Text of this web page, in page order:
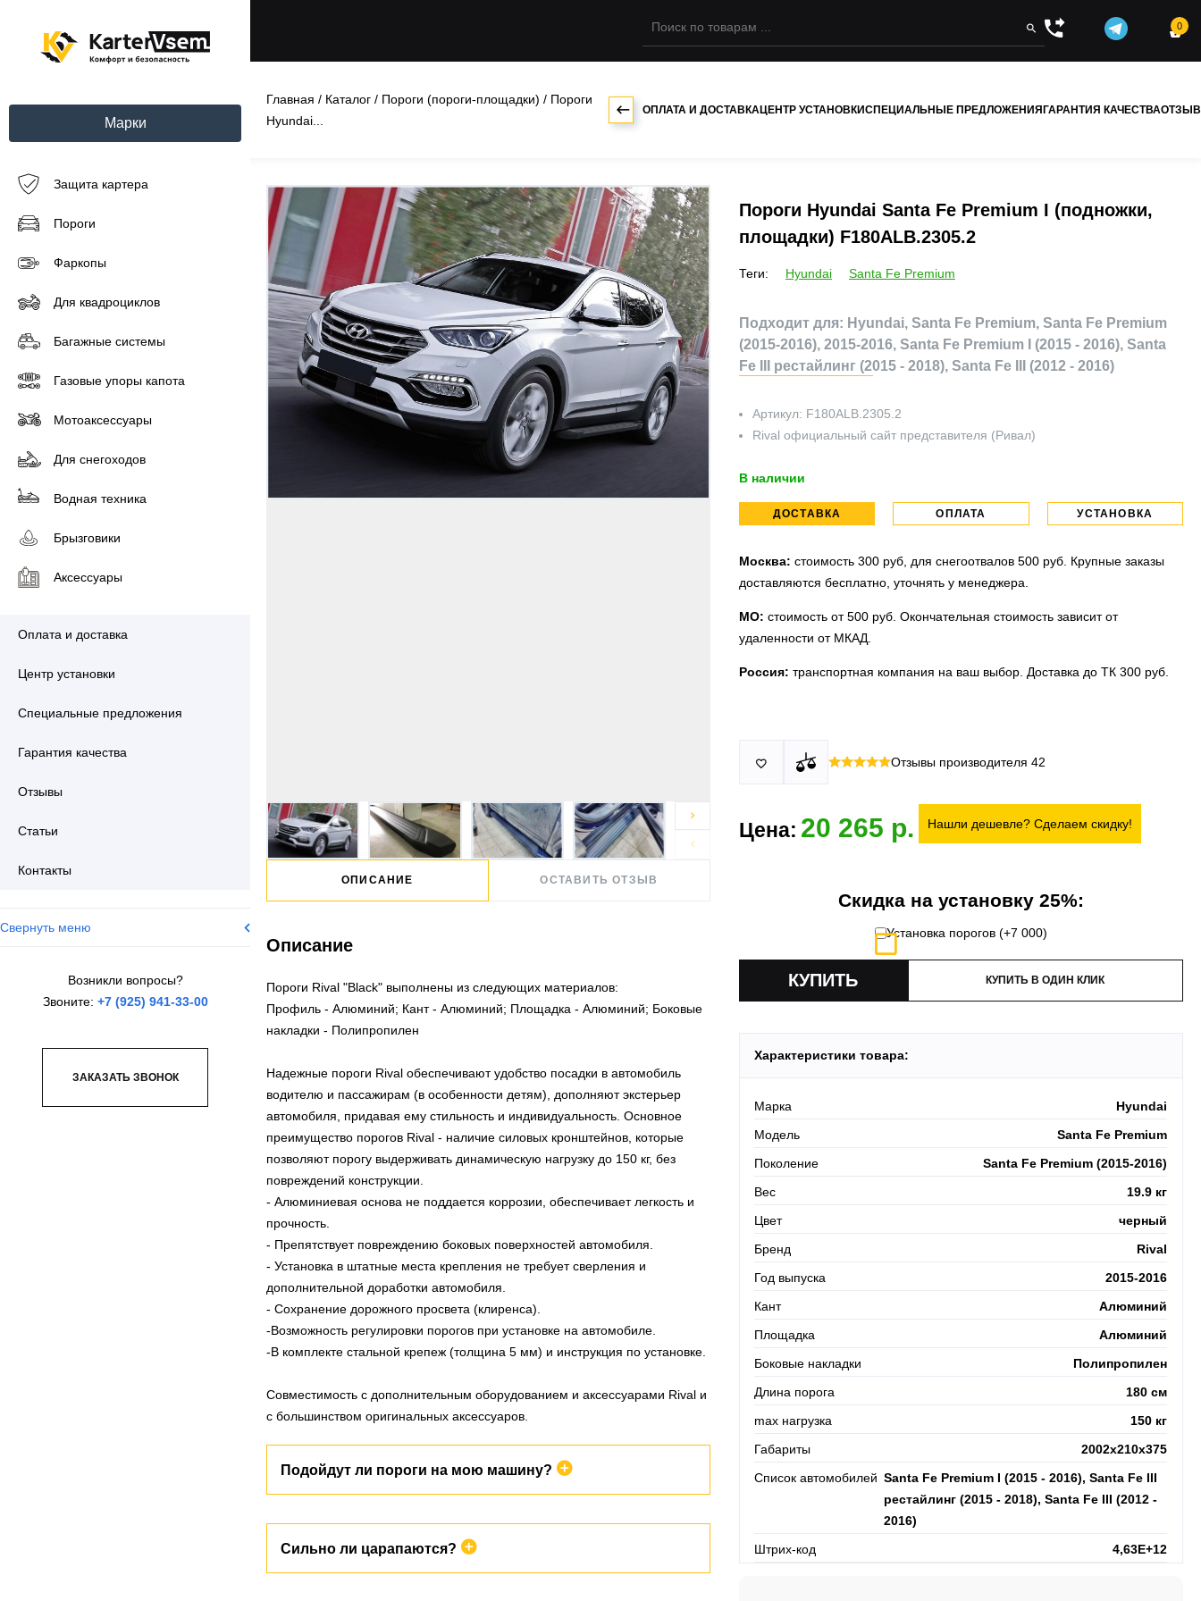
Марки
Защита картера
Пороги
Фаркопы
Для квадроциклов
Багажные системы
Газовые упоры капота
Мотоаксессуары
Для снегоходов
Водная техника
Брызговики
Аксессуары
Оплата и доставка
Центр установки
Специальные предложения
Гарантия качества
Отзывы
Статьи
Контакты
Свернуть меню
Возникли вопросы?
Звоните: +7 (925) 941-33-00
ЗАКАЗАТЬ ЗВОНОК
 
0
Главная / Каталог / Пороги (пороги-площадки) / Пороги
Hyundai...
ОПЛАТА И ДОСТАВКАЦЕНТР УСТАНОВКИСПЕЦИАЛЬНЫЕ ПРЕДЛОЖЕНИЯГАРАНТИЯ КАЧЕСТВА


ОПИСАНИЕ
Описание
Пороги Rival "Black" выполнены из следующих материалов:
Профиль - Алюминий; Кант - Алюминий; Площадка - Алюминий; Боковые
накладки - Полипропилен
Надежные пороги Rival обеспечивают удобство посадки в автомобиль
водителю и пассажирам (в особенности детям), дополняют экстерьер
автомобиля, придавая ему стильность и индивидуальность. Основное
преимущество порогов Rival - наличие силовых кронштейнов, которые
позволяют порогу выдерживать динамическую нагрузку до 150 кг, без
повреждений конструкции.
- Алюминиевая основа не поддается коррозии, обеспечивает легкость и
прочность.
- Препятствует повреждению боковых поверхностей автомобиля.
- Установка в штатные места крепления не требует сверления и
дополнительной доработки автомобиля.
- Сохранение дорожного просвета (клиренса).
-Возможность регулировки порогов при установке на автомобиле.
-В комплекте стальной крепеж (толщина 5 мм) и инструкция по установке.
Совместимость с дополнительным оборудованием и аксессуарами Rival и
с большинством оригинальных аксессуаров.
Подойдут ли пороги на мою машину?
характеристики вы можете увидеть марку и модель автомобиля. А так же
мы указываем поколение.
Сильно ли царапаются?
ОСТАВИТЬ ОТЗЫВ
Пороги Hyundai Santa Fe Premium I (подножки,
площадки) F180ALB.2305.2
Теги: Hyundai Santa Fe Premium
Подходит для: Hyundai, Santa Fe Premium, Santa Fe Premium
(2015-2016), 2015-2016, Santa Fe Premium I (2015 - 2016), Santa
Fe III рестайлинг (2015 - 2018), Santa Fe III (2012 - 2016)
Артикул: F180ALB.2305.2
Rival официальный сайт представителя (Ривал)
В наличии
ДОСТАВКА ОПЛАТА УСТАНОВКА
Москва: стоимость 300 руб, для снегоотвалов 500 руб. Крупные заказы
доставляются бесплатно, уточнять у менеджера.
МО: стоимость от 500 руб. Окончательная стоимость зависит от
удаленности от МКАД.
Россия: транспортная компания на ваш выбор. Доставка до ТК 300 руб.
юридических лиц можно оплатить по счету.
проверить товар.
п.Немчиновка, ул.Московская д 7.
Действует акция: скидка 25% на установку при покупке порогов.
 Отзывы производителя 42
Цена: 20 265 Нашли дешевле? Сделаем скидку!
Скидка на установку 25%:
Установка порогов (+7 000)
КУПИТЬ В ОДИН КЛИК
Характеристики товара:
Марка
Hyundai
Модель
Santa Fe Premium
Поколение
Santa Fe Premium (2015-2016)
Вес
19.9 кг
Цвет
черный
Бренд
Rival
Год выпуска
2015-2016
Кант
Алюминий
Площадка
Алюминий
Боковые накладки
Полипропилен
Длина порога
180 см
max нагрузка
150 кг
Габариты
2002х210х375
Список автомобилей Santa Fe Premium I (2015 - 2016), Santa Fe III
рестайлинг (2015 - 2018), Santa Fe III (2012 -
2016)
Штрих-код
4,63E+12